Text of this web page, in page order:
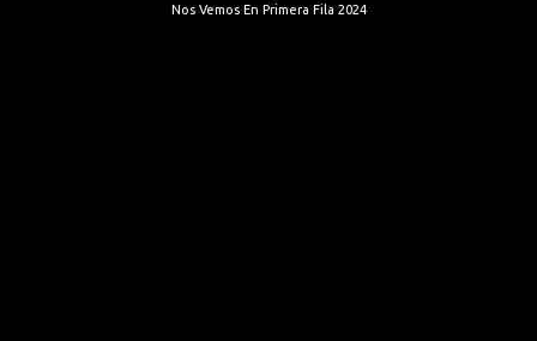
Nos Vemos En Primera Fila 2024